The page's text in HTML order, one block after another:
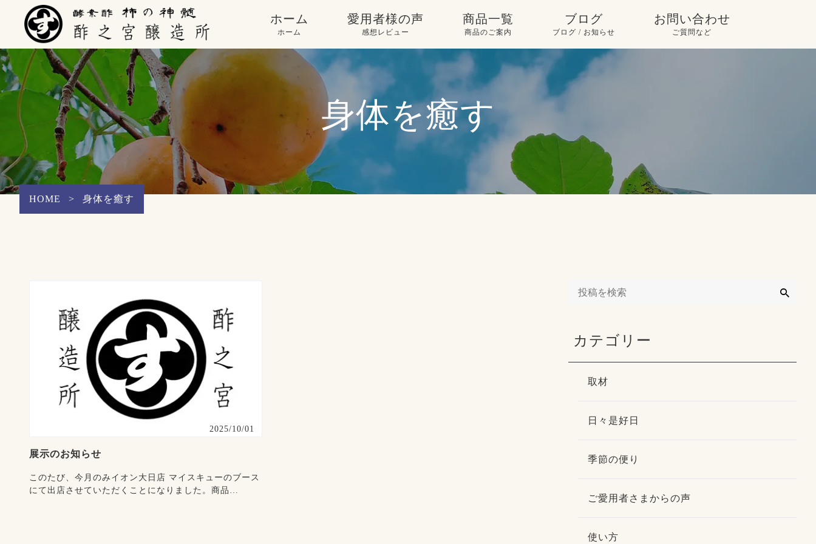
ホーム
ホーム
からだ喜ぶ使い方
「酵素酢 柿の神髄」
のできるまで
「酵素酢 柿の神髄」
について
酵素酢で漬ける、と
愛用者様の声
感想レビュー
愛用者様との対話
愛用者様のメッセー
ジ
商品一覧
商品のご案内
商品一覧
販売店舗のご案内
ブログ
ブログ / お知らせ
ピックアップ
お知らせ
お問い合わせ
ご質問など
身体を癒す
HOME > 身体を癒す
2025/10/01
展示のお知らせ
このたび、今月のみイオン大日店 マイスキューのブース
にて出店させていただくことになりました。商品
カテゴリー
取材
日々是好日
季節の便り
ご愛用者さまからの声
使い方